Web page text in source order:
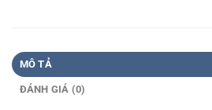
MÔ TẢ
ĐÁNH GIÁ (0)